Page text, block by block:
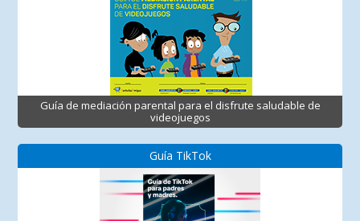
Guía de mediación parental para el disfrute saludable de
videojuegos
Guía TikTok